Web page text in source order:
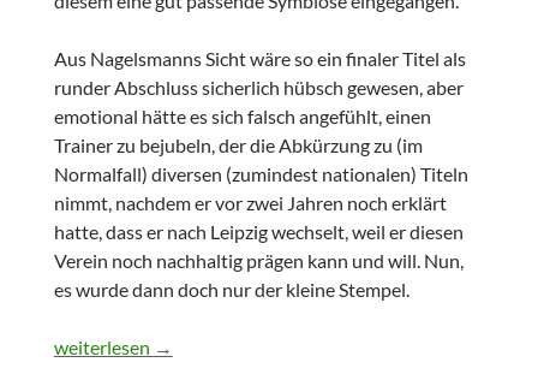
Aus Nagelsmanns Sicht wäre so ein finaler Titel als
runder Abschluss sicherlich hübsch gewesen, aber
emotional hätte es sich falsch angefühlt, einen
Trainer zu bejubeln, der die Abkürzung zu (im
Normalfall) diversen (zumindest nationalen) Titeln
nimmt, nachdem er vor zwei Jahren noch erklärt
hatte, dass er nach Leipzig wechselt, weil er diesen
Verein noch nachhaltig prägen kann und will. Nun,
es wurde dann doch nur der kleine Stempel.
The Unvollendet One
weiterlesen →